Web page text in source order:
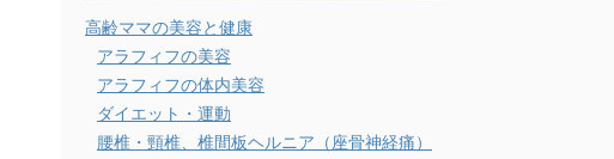
高齢ママの美容と健康
アラフィフの美容
アラフィフの体内美容
ダイエット・運動
腰椎・頸椎、椎間板ヘルニア（座骨神経痛）